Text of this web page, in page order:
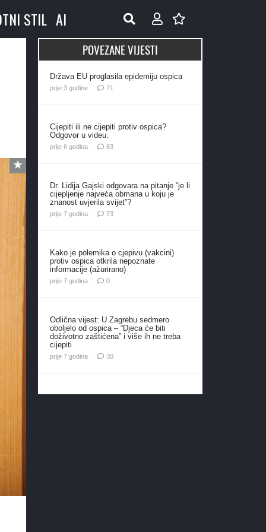
STIL AI
POVEZANE VIJESTI
Država EU proglasila epidemiju ospica
prije 3 godine 71
Cijepiti ili ne cijepiti protiv ospica?
Odgovor u videu.
prije 6 godina 63komentara
Dr. Lidija Gajski odgovara na pitanje “je li
cijepljenje najveća obmana u koju je
znanost uvjerila svijet”?
prije 7 godina 73komentara
Kako je polemika o cjepivu (vakcini)
protiv ospica otkrila nepoznate
informacije (ažurirano)
prije 7 godina 0
Odlična vijest: U Zagrebu sedmero
oboljelo od ospica – “Djeca će biti
doživotno zaštićena” i više ih ne treba
cijepiti
prije 7 godina 30komentara